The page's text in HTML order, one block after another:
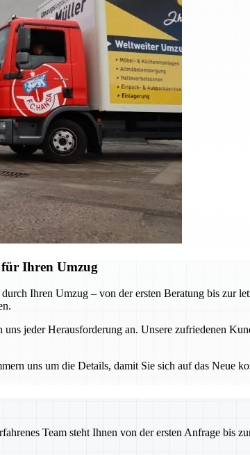
Ihren Umzug
Ihren Umzug – von der ersten Beratung bis zur
jeder Herausforderung an. Unsere zufriedenen
uns um die Details, damit Sie sich auf das Neue
Team steht Ihnen von der ersten Anfrage bis